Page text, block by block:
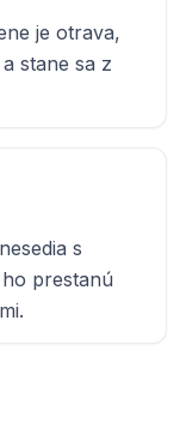
je otrava,
stane sa z
s
prestanú